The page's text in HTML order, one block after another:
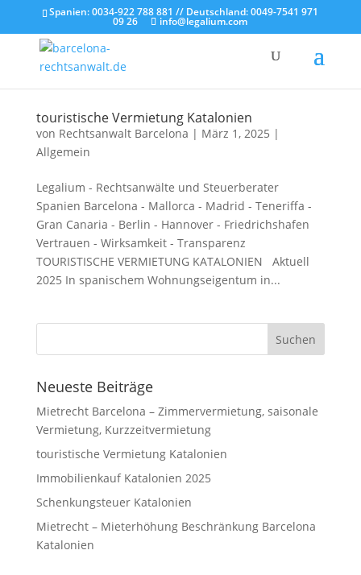
Spanien: 0034-922 788 881 // Deutschland: 0049-7541 971
09 26 info@legalium.com
touristische Vermietung Katalonien
von Rechtsanwalt Barcelona | März 1, 2025 |
Allgemein
Legalium - Rechtsanwälte und Steuerberater
Spanien Barcelona - Mallorca - Madrid - Teneriffa -
Gran Canaria - Berlin - Hannover - Friedrichshafen
Vertrauen - Wirksamkeit - Transparenz
TOURISTISCHE VERMIETUNG KATALONIEN Aktuell
2025 In spanischem Wohnungseigentum in...
Neueste Beiträge
Mietrecht Barcelona – Zimmervermietung, saisonale
Vermietung, Kurzzeitvermietung
touristische Vermietung Katalonien
Immobilienkauf Katalonien 2025
Schenkungsteuer Katalonien
Mietrecht – Mieterhöhung Beschränkung Barcelona
Katalonien